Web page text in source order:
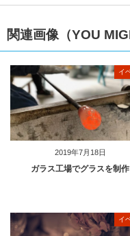
関連画像（YOU
2019年7月18日
イ
ガラス工場でグラスを制作
イ